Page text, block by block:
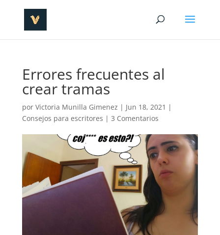
Errores frecuentes al
crear tramas
por Victoria Munilla Gimenez | Jun 18, 2021 |
Consejos para escritores | 3 Comentarios